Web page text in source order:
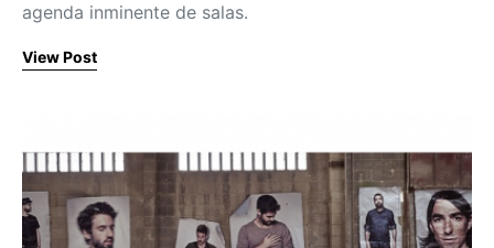
agenda inminente de salas.
View Post